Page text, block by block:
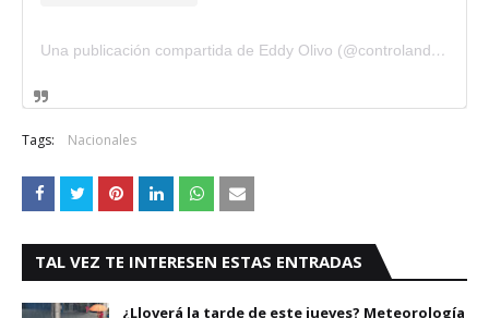
Una publicación compartida de Eddy Olivo (@controlandoelejidotv)
Tags: Nacionales
TAL VEZ TE INTERESEN ESTAS ENTRADAS
¿Lloverá la tarde de este jueves? Meteorología